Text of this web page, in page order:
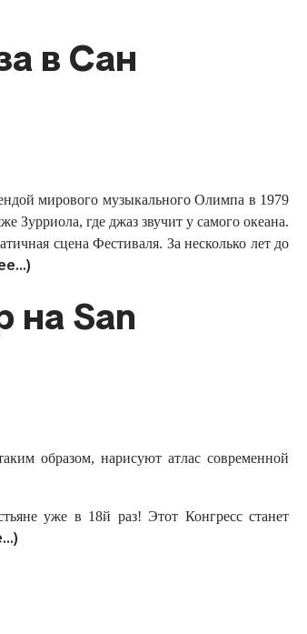
в Сан
мирового музыкального Олимпа в 1979
где джаз звучит у самого океана.
сцена Фестиваля. За несколько лет до
на San
образом, нарисуют атлас современной
уже в 18й раз! Этот Конгресс станет